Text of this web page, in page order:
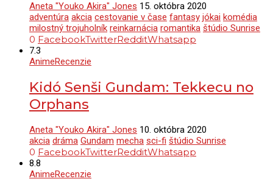
Aneta "Youko Akira" Jones 15. októbra 2020
adventúra akcia cestovanie v čase fantasy jókai komédia
milostný trojuholník reinkarnácia romantika štúdio Sunrise
0 FacebookTwitterRedditWhatsapp
7.3
AnimeRecenzie
Kidó Senši Gundam: Tekkecu no
Orphans
Aneta "Youko Akira" Jones 10. októbra 2020
akcia dráma Gundam mecha sci-fi štúdio Sunrise
0 FacebookTwitterRedditWhatsapp
8.8
AnimeRecenzie